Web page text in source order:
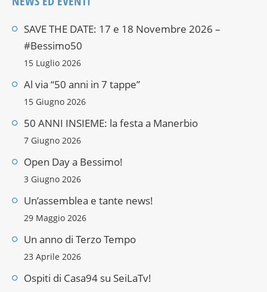
SAVE THE DATE: 17 e 18 Novembre 2026 –
#Bessimo50
15 Luglio 2026
Al via “50 anni in 7 tappe”
15 Giugno 2026
50 ANNI INSIEME: la festa a Manerbio
7 Giugno 2026
Open Day a Bessimo!
3 Giugno 2026
Un’assemblea e tante news!
29 Maggio 2026
Un anno di Terzo Tempo
23 Aprile 2026
Ospiti di Casa94 su SeiLaTv!